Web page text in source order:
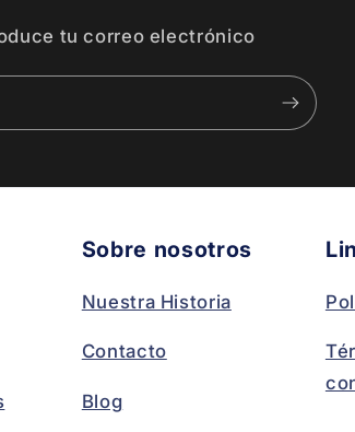
tu correo electrónico
Sobre nosotros
Nuestra Historia
Contacto
Blog